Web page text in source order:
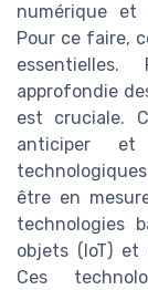
numérique et
Pour ce faire,
essentielles.
approfondie
est cruciale.
anticiper et
être en
technologies
objets (IoT) et
Ces